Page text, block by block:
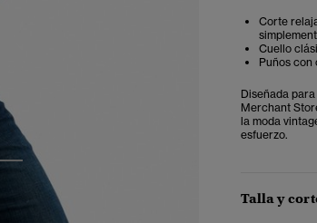
Corte
Cuello
Puños con
Diseñada
Merchant
la moda
esfuerzo.
Talla y